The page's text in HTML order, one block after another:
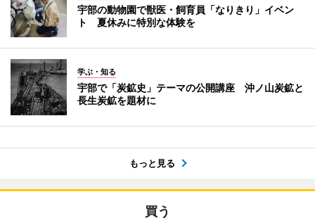
宇部の動物園で獣医・飼育員「なりきり」イベン
ト 夏休みに特別な体験を
学ぶ・知る
宇部で「炭鉱史」テーマの公開講座 沖ノ山炭鉱と
長生炭鉱を題材に
もっと見る
買う